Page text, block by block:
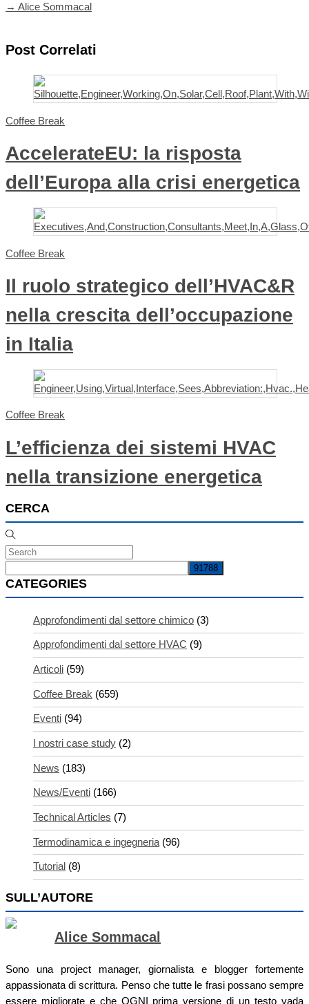
→ Alice Sommacal
Post Correlati
Coffee Break
AccelerateEU: la risposta
dell’Europa alla crisi energetica
Coffee Break
Il ruolo strategico dell’HVAC&R
nella crescita dell’occupazione
in Italia
Coffee Break
L’efficienza dei sistemi HVAC
nella transizione energetica
CERCA
CATEGORIES
Approfondimenti dal settore chimico (3)
Approfondimenti dal settore HVAC (9)
Articoli (59)
Coffee Break (659)
Eventi (94)
I nostri case study (2)
News (183)
News/Eventi (166)
Technical Articles (7)
Termodinamica e ingegneria (96)
Tutorial (8)
SULL’AUTORE
Alice Sommacal
Sono una project manager, giornalista e blogger fortemente
appassionata di scrittura. Penso che tutte le frasi possano sempre
essere migliorate e che OGNI prima versione di un testo vada